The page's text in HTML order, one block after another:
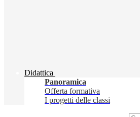
Didattica
Panoramica
Offerta formativa
I progetti delle classi